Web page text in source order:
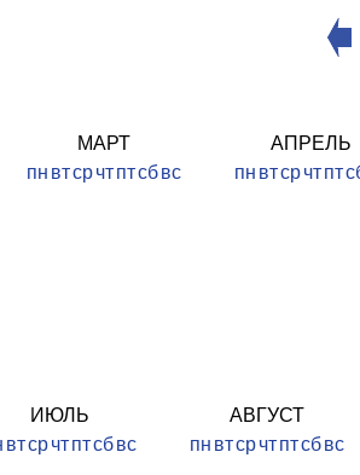
МАРТ
пн втср чт птсб вс
АПРЕЛЬ
пн втср чт пт
ИЮЛЬ
втсрчтптсбвс
АВГУСТ
пн втсрчтптсбвс